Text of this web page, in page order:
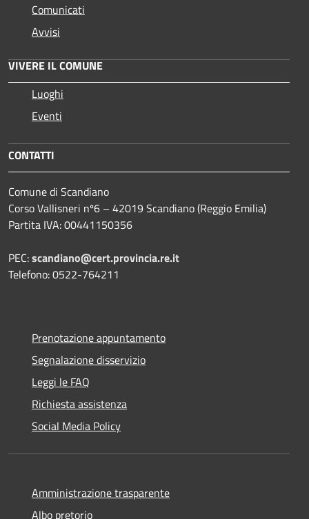
Comunicati
Avvisi
VIVERE IL COMUNE
Luoghi
Eventi
CONTATTI
Comune di Scandiano
Corso Vallisneri nº6 – 42019 Scandiano (Reggio Emilia)
Partita IVA: 00441150356
PEC:scandiano@cert.provincia.re.it
Telefono: 0522-764211
Prenotazione appuntamento
Segnalazione disservizio
Leggi le FAQ
Richiesta assistenza
Social Media Policy
Amministrazione trasparente
Albo pretorio